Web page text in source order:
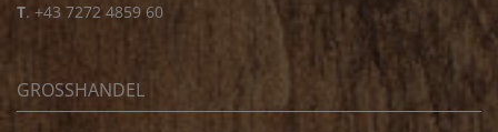
T. +43 7272 4859 60
GROSSHANDEL